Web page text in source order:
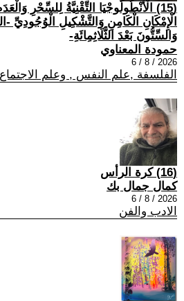
(15) الْأَنْطُولُوجْيَا التِّقْنِيَّةُ لِلسِّحْرِ
الْإِمْكَانِ الْكَامِنِ وَالتَّشْكِيلِ الْوُجُودِيِّ -
وَالسِّتُّونَ بَعْدَ الثَّلَاثِمِائَةِ-
حمودة المعناوي
2026 / 8 / 6
الفلسفة ,علم النفس , وعلم الاجتماع
(16) كرة الرأس
كمال جمال بك
2026 / 8 / 6
الادب والفن